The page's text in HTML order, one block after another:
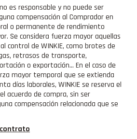
es responsable y no puede ser
compensación al Comprador en
o permanente de rendimiento
Se considera fuerza mayor aquellas
control de WINKIE, como brotes de
retrasos de transporte,
o exportación... En el caso de
mayor temporal que se extienda
días laborales, WINKIE se reserva el
acuerdo de compra, sin ser
compensación relacionada que se